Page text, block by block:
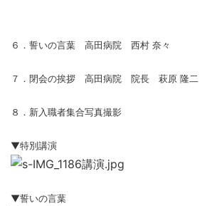
６．誓いの言葉 高田病院 西村 奈々
７．閉会の挨拶 高田病院 院長 萩原 隆二
８．新入職者集合写真撮影
▼特別講演
▼誓いの言葉